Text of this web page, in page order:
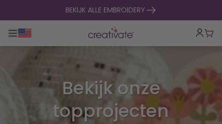
naar inhoud gaanBEKIJK ALLE EMBROIDERY
Toggle hoofdnavigatie
Bekijk onze
topprojecten